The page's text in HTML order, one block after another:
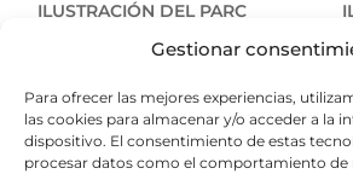
Gestionar
Para ofrecer las mejores experiencias,
las cookies para almacenar y/o acceder a la
dispositivo. El consentimiento de estas
procesar datos como el comportamiento de
ILUSTRACIÓN DEL PARC
GÜELL
Añadir al carrito